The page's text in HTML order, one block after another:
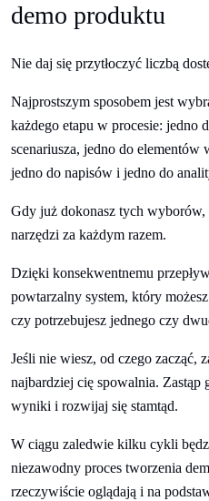
demo produktu
Nie daj się przytłoczyć liczbą
Najprostszym sposobem jest
każdego etapu w procesie: jedno
scenariusza, jedno do
jedno do napisów i jedno do
Gdy już dokonasz tych wyborów,
narzędzi za każdym razem.
Dzięki konsekwentnemu
powtarzalny system, który
czy potrzebujesz jednego czy
Jeśli nie wiesz, od czego zacząć,
najbardziej cię spowalnia. Zastąp
wyniki i rozwijaj się stamtąd.
W ciągu zaledwie kilku cykli
niezawodny proces tworzenia
rzeczywiście oglądają i na